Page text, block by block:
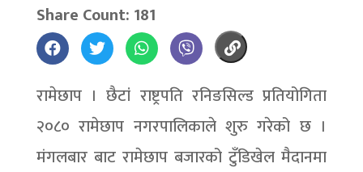
Share Count: 181
रामेछाप । छैटां राष्ट्रपति रनिङसिल्ड प्रतियोगिता
२०८० रामेछाप नगरपालिकाले शुरु गरेको छ ।
मंगलबार बाट रामेछाप बजारको टुँडिखेल मैदानमा